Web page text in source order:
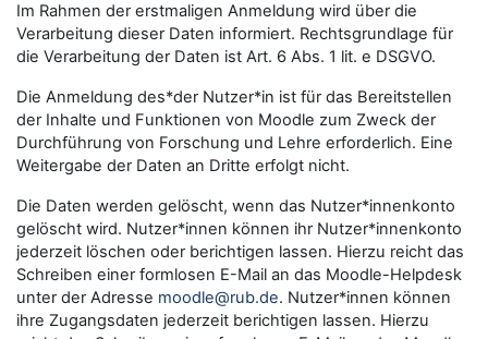
Im Rahmen der erstmaligen Anmeldung wird über die
Verarbeitung dieser Daten informiert. Rechtsgrundlage für
die Verarbeitung der Daten ist Art. 6 Abs. 1 lit. e DSGVO.
Die Anmeldung des*der Nutzer*in ist für das Bereitstellen
der Inhalte und Funktionen von Moodle zum Zweck der
Durchführung von Forschung und Lehre erforderlich. Eine
Weitergabe der Daten an Dritte erfolgt nicht.
Die Daten werden gelöscht, wenn das Nutzer*innenkonto
gelöscht wird. Nutzer*innen können ihr Nutzer*innenkonto
jederzeit löschen oder berichtigen lassen. Hierzu reicht das
Schreiben einer formlosen E-Mail an das Moodle-Helpdesk
unter der Adresse moodle@rub.de. Nutzer*innen können
ihre Zugangsdaten jederzeit berichtigen lassen. Hierzu